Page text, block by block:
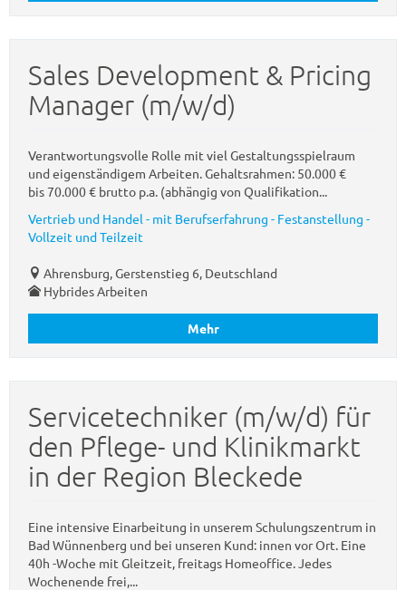
Sales Development & Pricing
Manager (m/w/d)
Verantwortungsvolle Rolle mit viel Gestaltungsspielraum
und eigenständigem Arbeiten. Gehaltsrahmen: 50.000 €
bis 70.000 € brutto p.a. (abhängig von Qualifikation...
Vertrieb und Handel - mit Berufserfahrung - Festanstellung -
Vollzeit und Teilzeit
Ahrensburg, Gerstenstieg 6, Deutschland
Hybrides Arbeiten
Mehr
Servicetechniker (m/w/d) für
den Pflege- und Klinikmarkt
in der Region Bleckede
Eine intensive Einarbeitung in unserem Schulungszentrum in
Bad Wünnenberg und bei unseren Kund: innen vor Ort. Eine
40h -Woche mit Gleitzeit, freitags Homeoffice. Jedes
Wochenende frei,...